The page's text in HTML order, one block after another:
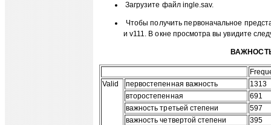
Загрузите файл ingle.sav.
Чтобы получить первоначальное
и v111. В окне просмотра вы увидите
Valid
первостепенная важность
1313
второстепенная
691
важность третьей степени
597
важность четвертой степени
395